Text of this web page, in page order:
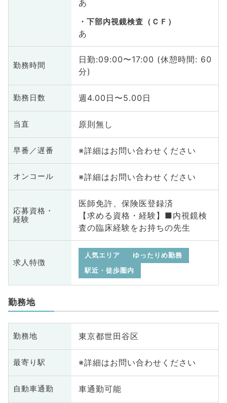
あ
下部内視鏡検査（ＣＦ）
あ
勤務時間
日勤:09:00〜17:00 (休憩時間: 60
分)
勤務日数 週4.00日〜5.00日
当直 原則無し
早番／遅番 ※詳細はお問い合わせください
オンコール ※詳細はお問い合わせください
応募資格・
経験
医師免許、保険医登録済
【求める資格・経験】■内視鏡検
査の臨床経験をお持ちの先生
求人特徴
人気エリア
ゆったりめ勤務
駅近・徒歩圏内
勤務地
勤務地 東京都世田谷区
最寄り駅 ※詳細はお問い合わせください
自動車通勤 車通勤可能